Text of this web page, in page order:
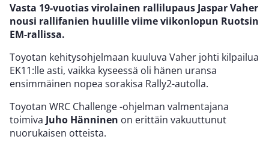
Vasta 19-vuotias virolainen rallilupaus Jaspar Vaher
nousi rallifanien huulille viime viikonlopun Ruotsin
EM-rallissa.
Toyotan kehitysohjelmaan kuuluva Vaher johti kilpailua
EK11:lle asti, vaikka kyseessä oli hänen uransa
ensimmäinen nopea sorakisa Rally2-autolla.
Toyotan WRC Challenge -ohjelman valmentajana
toimiva Juho Hänninen on erittäin vakuuttunut
nuorukaisen otteista.